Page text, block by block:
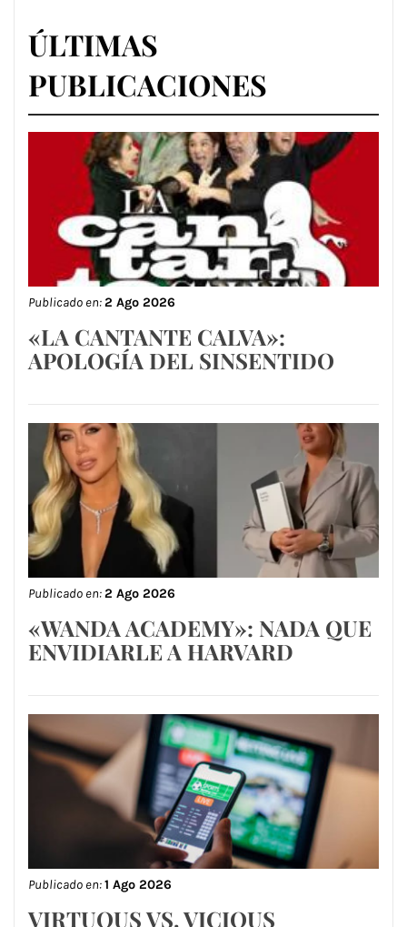
ÚLTIMAS
PUBLICACIONES
Publicado en:2 Ago 2026
«LA CANTANTE CALVA»:
APOLOGÍA DEL SINSENTIDO
Publicado en:2 Ago 2026
«WANDA ACADEMY»: NADA QUE
ENVIDIARLE A HARVARD
Publicado en:1 Ago 2026
VIRTUOUS VS. VICIOUS